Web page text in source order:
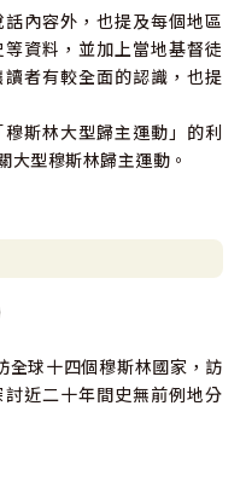
內容外，也提及每個地區
資料，並加上當地基督徒
者有較全面的認識，也提
斯林大型歸主運動」的利
大型穆斯林歸主運動。
球十四個穆斯林國家，訪
近二十年間史無前例地分